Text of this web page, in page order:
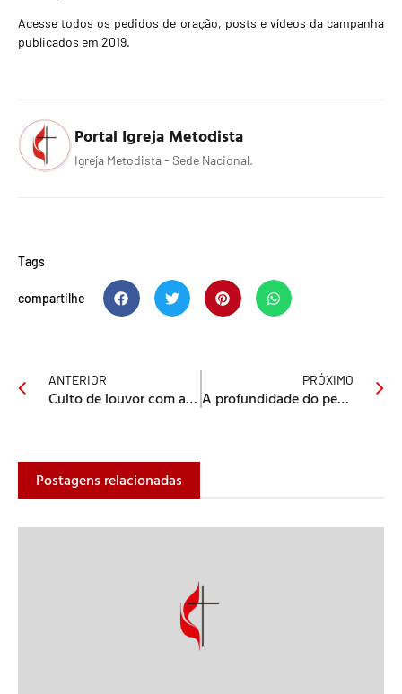
Acesse todos os pedidos de oração, posts e vídeos da campanha
publicados em 2019.
Portal Igreja Metodista
Igreja Metodista - Sede Nacional.
Tags
compartilhe
ANTERIOR
Culto de louvor com as crianças
PRÓXIMO
A profundidade do pecado do racismo
Postagens relacionadas